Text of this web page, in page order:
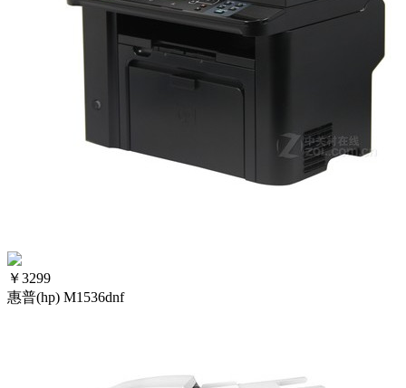
￥3299
惠普(hp) M1536dnf